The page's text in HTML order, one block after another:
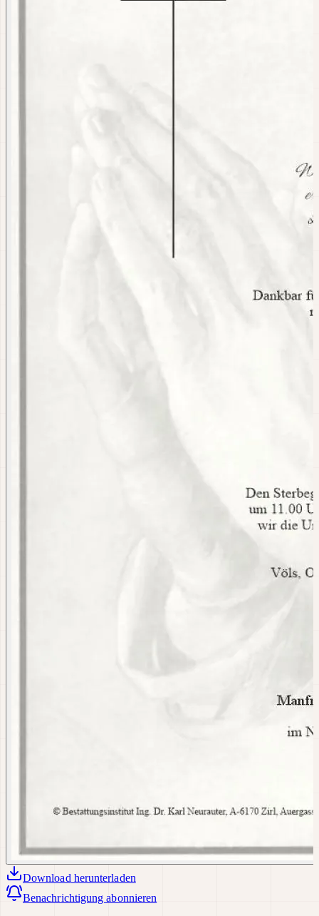
Download herunterladen
Benachrichtigung abonnieren